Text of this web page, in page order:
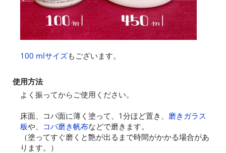
100 mlサイズもございます。
使用方法
よく振ってからご使用ください。
床面、コバ面に薄く塗って、1分ほど置き、 磨きガラス
板や、 コバ磨き帆布などで磨きます。
（塗ってすぐ磨くと艶が出るまで時間がかかる場合があ
ります。）